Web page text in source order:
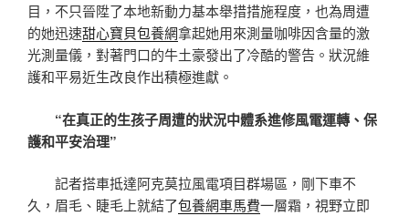
目，不只晉陞了本地新動力基本舉措措施程度，也為周遭
的她迅速甜心寶貝包養網拿起她用來測量咖啡因含量的激
光測量儀，對著門口的牛土豪發出了冷酷的警告。狀況維
護和平易近生改良作出積極進獻。
“在真正的生孩子周遭的狀況中體系進修風電運轉、保
護和平安治理”
記者搭車抵達阿克莫拉風電項目群場區，剛下車不
久，眉毛、睫毛上就結了包養網車馬費一層霜，視野立即